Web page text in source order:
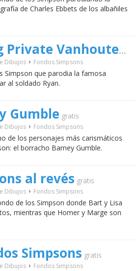
de Charles Ebbets de los albañiles
Saving Private Vanhouten
Dibujos Fondos Simpsons
Simpson que parodia la famosa
al soldado Ryan.
Gumble gratis
Dibujos Fondos Simpsons
de los personajes más carismáticos
el borracho Barney Gumble.
al revés gratis
Dibujos Fondos Simpsons
de los Simpson donde Bart y Lisa
mientras que Homer y Marge son
Simpsons gratis
Dibujos Fondos Simpsons